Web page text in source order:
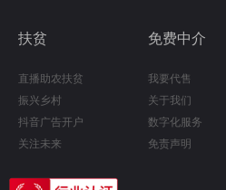
扶贫
直播助农扶贫
振兴乡村
抖音广告开户
关注未来
免费中介
我要代售
关于我们
数字化服务
免责声明